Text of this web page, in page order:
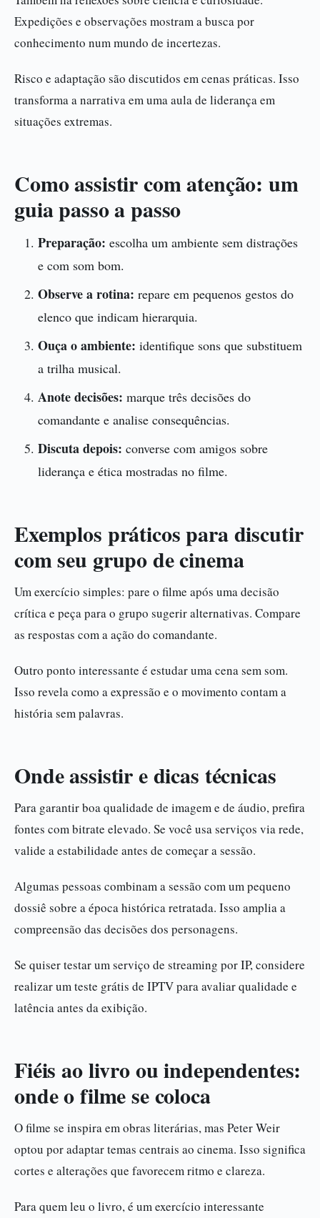
Expedições e observações mostram a busca por
conhecimento num mundo de incertezas.
Risco e adaptação são discutidos em cenas práticas. Isso
transforma a narrativa em uma aula de liderança em
situações extremas.
Como assistir com atenção: um
guia passo a passo
Preparação: escolha um ambiente sem distrações
e com som bom.
Observe a rotina: repare em pequenos gestos do
elenco que indicam hierarquia.
Ouça o ambiente: identifique sons que substituem
a trilha musical.
Anote decisões: marque três decisões do
comandante e analise consequências.
Discuta depois: converse com amigos sobre
liderança e ética mostradas no filme.
Exemplos práticos para discutir
com seu grupo de cinema
Um exercício simples: pare o filme após uma decisão
crítica e peça para o grupo sugerir alternativas. Compare
as respostas com a ação do comandante.
Outro ponto interessante é estudar uma cena sem som.
Isso revela como a expressão e o movimento contam a
história sem palavras.
Onde assistir e dicas técnicas
Para garantir boa qualidade de imagem e de áudio, prefira
fontes com bitrate elevado. Se você usa serviços via rede,
valide a estabilidade antes de começar a sessão.
Algumas pessoas combinam a sessão com um pequeno
dossiê sobre a época histórica retratada. Isso amplia a
compreensão das decisões dos personagens.
Se quiser testar um serviço de streaming por IP, considere
realizar um teste grátis de IPTV para avaliar qualidade e
latência antes da exibição.
Fiéis ao livro ou independentes:
onde o filme se coloca
O filme se inspira em obras literárias, mas Peter Weir
optou por adaptar temas centrais ao cinema. Isso significa
cortes e alterações que favorecem ritmo e clareza.
Para quem leu o livro, é um exercício interessante